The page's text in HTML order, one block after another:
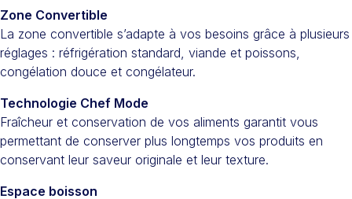
Zone Convertible
La zone convertible s’adapte à vos besoins grâce à plusieurs
réglages : réfrigération standard, viande et poissons,
congélation douce et congélateur.
Technologie Chef Mode
Fraîcheur et conservation de vos aliments garantit vous
permettant de conserver plus longtemps vos produits en
conservant leur saveur originale et leur texture.
Espace boisson